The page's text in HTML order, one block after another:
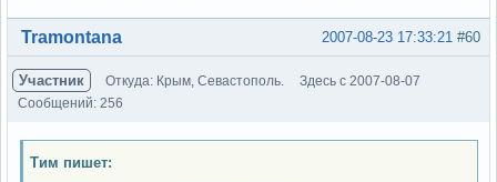
Вне форума #60
2007-08-23 17:33:21
Tramontana
Участник Откуда: Крым, Севастополь.
Здесь с 2007-08-07
Сообщений: 256
Тим пишет: